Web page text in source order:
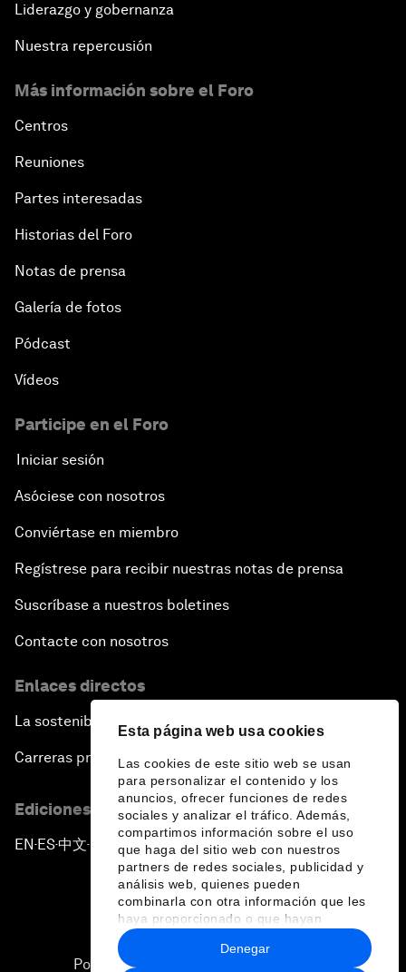
Esta página web usa cookies
Las cookies de este sitio web se usan
para personalizar el contenido y los
anuncios, ofrecer funciones de redes
sociales y analizar el tráfico. Además,
compartimos información sobre el uso
que haga del sitio web con nuestros
partners de redes sociales, publicidad y
análisis web, quienes pueden
combinarla con otra información que les
haya proporcionado o que hayan
recopilado a partir del uso que haya
hecho de sus servicios.
Denegar
Liderazgo y gobernanza
Nuestra repercusión
Más información sobre el Foro
Centros
Reuniones
Partes interesadas
Historias del Foro
Notas de prensa
Galería de fotos
Pódcast
Vídeos
Participe en el Foro
Iniciar sesión
Asóciese con nosotros
Conviértase en miembro
Regístrese para recibir nuestras notas de prensa
Suscríbase a nuestros boletines
Contacte con nosotros
Enlaces directos
La sostenibilidad en el Foro
Carreras profesionales
Ediciones en otros idiomas
EN ▪ES▪中文▪ 日本語
Política de privacidad y normas de uso